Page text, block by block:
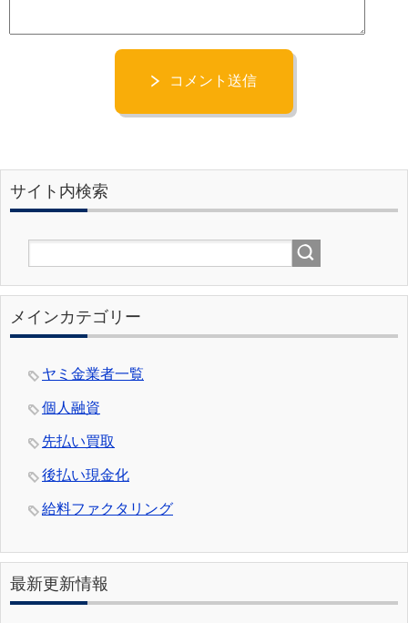
コメント送信
サイト内検索
メインカテゴリー
ヤミ金業者一覧
個人融資
先払い買取
後払い現金化
給料ファクタリング
最新更新情報